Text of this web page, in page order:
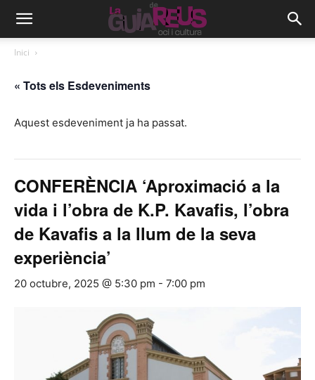
Inici
« Tots els Esdeveniments
Aquest esdeveniment ja ha passat.
CONFERÈNCIA ‘Aproximació a la
vida i l’obra de K.P. Kavafis, l’obra
de Kavafis a la llum de la seva
experiència’
20 octubre, 2025 @ 5:30 pm - 7:00 pm